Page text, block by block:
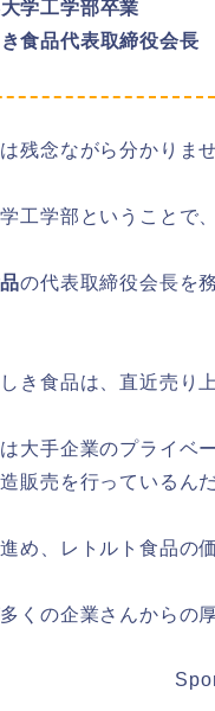
学工学部卒業
食品代表取締役会長
残念ながら分かりま
工学部ということで
の代表取締役会長を
き食品は、 直近売り
大手企業のプライベ
販売を行っているん
進め、レトルト食品の
くの企業さんからの